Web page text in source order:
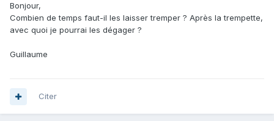
Bonjour,
Combien de temps faut-il les laisser tremper ? Après la trempette,
avec quoi je pourrai les dégager ?
Guillaume
Citer